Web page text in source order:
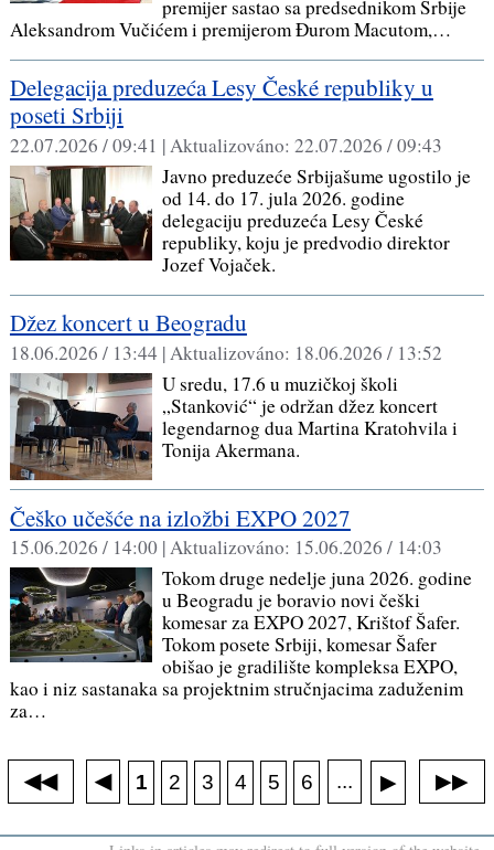
premijer sastao sa predsednikom Srbije
Aleksandrom Vučićem i premijerom Đurom Macutom,…
Delegacija preduzeća Lesy České republiky u
poseti Srbiji
22.07.2026 / 09:41 |Aktualizováno: 22.07.2026 / 09:43
Javno preduzeće Srbijašume ugostilo je
od 14. do 17. jula 2026. godine
delegaciju preduzeća Lesy České
republiky, koju je predvodio direktor
Jozef Vojaček.
Džez koncert u Beogradu
18.06.2026 / 13:44 |Aktualizováno: 18.06.2026 / 13:52
U sredu, 17.6 u muzičkoj školi
„Stanković“ je održan džez koncert
legendarnog dua Martina Kratohvila i
Tonija Akermana.
Češko učešće na izložbi EXPO 2027
15.06.2026 / 14:00 |Aktualizováno: 15.06.2026 / 14:03
Tokom druge nedelje juna 2026. godine
u Beogradu je boravio novi češki
komesar za EXPO 2027, Krištof Šafer.
Tokom posete Srbiji, komesar Šafer
obišao je gradilište kompleksa EXPO,
kao i niz sastanaka sa projektnim stručnjacima zaduženim
za…
◀◀ ◀ 1 2 3 4 5 6 ... ▶ ▶▶